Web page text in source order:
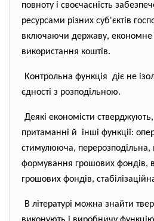
повноту і своєчасність
ресурсами різних суб'єктів
включаючи державу, економне
використання коштів.
Контрольна функція діє не
єдності з розподільною.
Деякі економісти
притаманні й інші функції:
стимулююча, перерозподільна,
формування грошових фондів,
грошових фондів,
В літературі можна знайти